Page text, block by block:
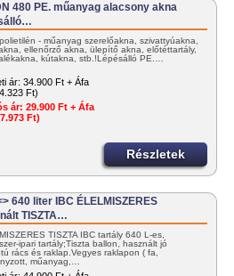
480 PE. műanyag alacsony akna
- műanyag szerelőakna, szivattyúakna,
ellenőrző akna, ülepítő akna, előtéttartály,
kútakna, stb.!Lépésálló PE.…
ár: 34.900 Ft + Áfa
Ft)
ár: 29.900 Ft + Áfa
Ft)
Részletek
640 liter IBC ÉLELMISZERES
TISZTA…
TISZTA IBC tartály 640 L-es,
ipari tartály;Tiszta ballon, használt jó
rács és raklap.Vegyes raklapon ( fa,
műanyag,…